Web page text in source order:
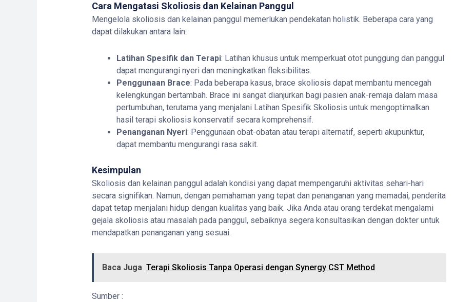
Cara Mengatasi Skoliosis dan Kelainan Panggul
Mengelola skoliosis dan kelainan panggul memerlukan pendekatan holistik. Beberapa cara yang
dapat dilakukan antara lain:
Latihan Spesifik dan Terapi: Latihan khusus untuk memperkuat otot punggung dan panggul
dapat mengurangi nyeri dan meningkatkan fleksibilitas.
Penggunaan Brace: Pada beberapa kasus, brace skoliosis dapat membantu mencegah
kelengkungan bertambah. Brace ini sangat dianjurkan bagi pasien anak-remaja dalam masa
pertumbuhan, terutama yang menjalani Latihan Spesifik Skoliosis untuk mengoptimalkan
hasil terapi skoliosis konservatif secara komprehensif.
Penanganan Nyeri: Penggunaan obat-obatan atau terapi alternatif, seperti akupunktur,
dapat membantu mengurangi rasa sakit.
Kesimpulan
Skoliosis dan kelainan panggul adalah kondisi yang dapat mempengaruhi aktivitas sehari-hari
secara signifikan. Namun, dengan pemahaman yang tepat dan penanganan yang memadai, penderita
dapat tetap menjalani hidup dengan kualitas yang baik. Jika Anda atau orang terdekat mengalami
gejala skoliosis atau masalah pada panggul, sebaiknya segera konsultasikan dengan dokter untuk
mendapatkan penanganan yang sesuai.
Baca Juga Terapi Skoliosis Tanpa Operasi dengan Synergy CST Method
Sumber :